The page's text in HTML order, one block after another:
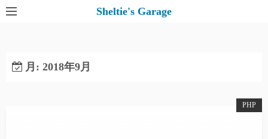
コ
Sheltie's Garage
月: 2018年9月
PHP